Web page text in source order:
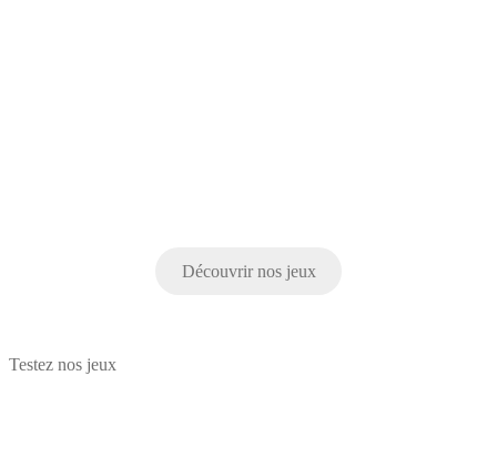
Découvrir nos jeux
Testez nos jeux